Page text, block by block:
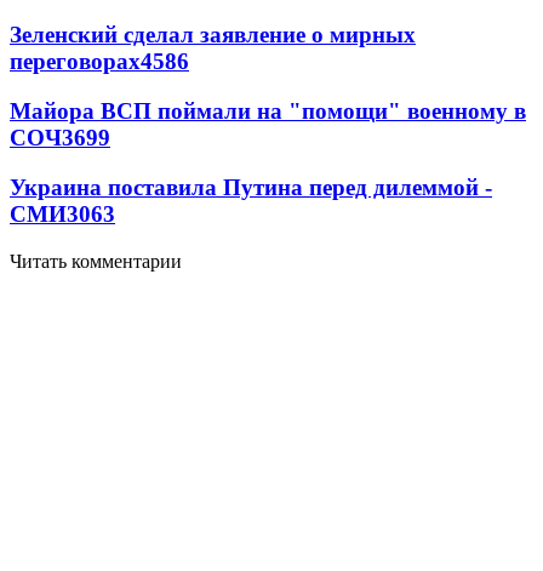
Зеленский сделал заявление о мирных
переговорах4586
Майора ВСП поймали на "помощи" военному в
СОЧ3699
Украина поставила Путина перед дилеммой -
СМИ3063
Читать комментарии